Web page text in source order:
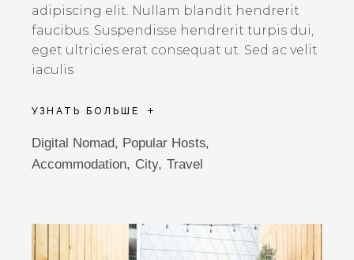
adipiscing elit. Nullam blandit hendrerit
faucibus. Suspendisse hendrerit turpis dui,
eget ultricies erat consequat ut. Sed ac velit
iaculis
УЗНАТЬ БОЛЬШЕ
Digital Nomad, Popular Hosts
Accommodation
City Travel